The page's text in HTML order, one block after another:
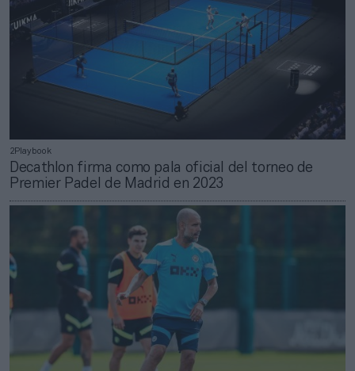
2Playbook
Decathlon firma como pala oficial del torneo de
Premier Padel de Madrid en 2023